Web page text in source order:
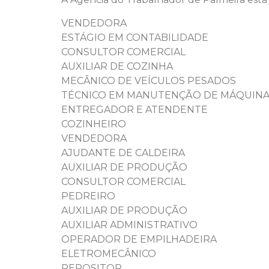
VENDEDORA
ESTÁGIO EM CONTABILIDADE
CONSULTOR COMERCIAL
AUXILIAR DE COZINHA
MECÂNICO DE VEÍCULOS PESADOS
TÉCNICO EM MANUTENÇÃO DE
ENTREGADOR E ATENDENTE
COZINHEIRO
VENDEDORA
AJUDANTE DE CALDEIRA
AUXILIAR DE PRODUÇÃO
CONSULTOR COMERCIAL
PEDREIRO
AUXILIAR DE PRODUÇÃO
AUXILIAR ADMINISTRATIVO
OPERADOR DE EMPILHADEIRA
ELETROMECÂNICO